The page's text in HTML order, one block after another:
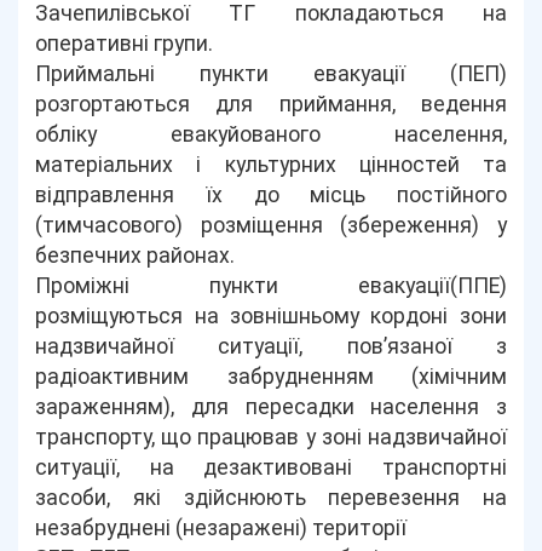
Зачепилівської ТГ покладаються на
оперативні групи.
Приймальні пункти евакуації (ПЕП)
розгортаються для приймання, ведення
обліку евакуйованого населення,
матеріальних і культурних цінностей та
відправлення їх до місць постійного
(тимчасового) розміщення (збереження) у
безпечних районах.
Проміжні пункти евакуації(ППЕ)
розміщуються на зовнішньому кордоні зони
надзвичайної ситуації, пов’язаної з
радіоактивним забрудненням (хімічним
зараженням), для пересадки населення з
транспорту, що працював у зоні надзвичайної
ситуації, на дезактивовані транспортні
засоби, які здійснюють перевезення на
незабруднені (незаражені) території